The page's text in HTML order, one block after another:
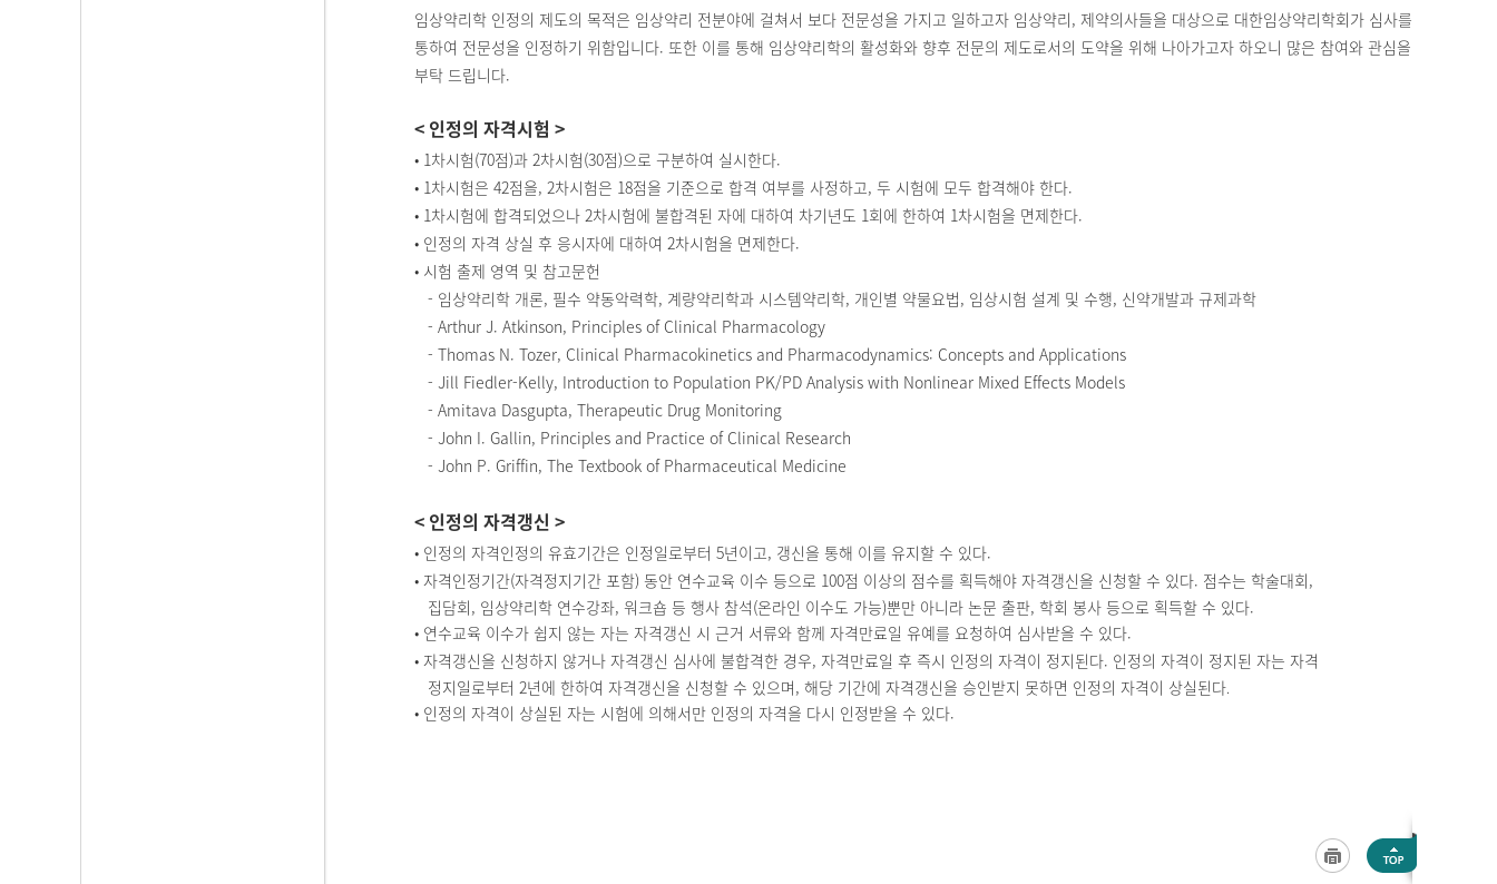
임상약리학 인정의 제도의 목적은 임상약리 전분야에 걸쳐서 보다 전문성을 가지고 일하고자 임상약리, 제약의사들을 대상으로 대한임상약리학회가 심사를
통하여 전문성을 인정하기 위함입니다. 또한 이를 통해 임상약리학의 활성화와 향후 전문의 제도로서의 도약을 위해 나아가고자 하오니 많은 참여와 관심을
부탁 드립니다.
< 인정의 자격시험 >
• 1차시험(70점)과 2차시험(30점)으로 구분하여 실시한다.
• 1차시험은 42점을, 2차시험은 18점을 기준으로 합격 여부를 사정하고, 두 시험에 모두 합격해야 한다.
• 1차시험에 합격되었으나 2차시험에 불합격된 자에 대하여 차기년도 1회에 한하여 1차시험을 면제한다.
• 인정의 자격 상실 후 응시자에 대하여 2차시험을 면제한다.
• 시험 출제 영역 및 참고문헌
- 임상약리학 개론, 필수 약동악력학, 계량약리학과 시스템약리학, 개인별 약물요법, 임상시험 설계 및 수행, 신약개발과 규제과학
- Arthur J. Atkinson, Principles of Clinical Pharmacology
- Thomas N. Tozer, Clinical Pharmacokinetics and Pharmacodynamics: Concepts and Applications
- Jill Fiedler-Kelly, Introduction to Population PK/PD Analysis with Nonlinear Mixed Effects Models
- Amitava Dasgupta, Therapeutic Drug Monitoring
- John I. Gallin, Principles and Practice of Clinical Research
- John P. Griffin, The Textbook of Pharmaceutical Medicine
< 인정의 자격갱신 >
• 인정의 자격인정의 유효기간은 인정일로부터 5년이고, 갱신을 통해 이를 유지할 수 있다.
• 자격인정기간(자격정지기간 포함) 동안 연수교육 이수 등으로 100점 이상의 점수를 획득해야 자격갱신을 신청할 수 있다. 점수는 학술대회,
집담회, 임상약리학 연수강좌, 워크숍 등 행사 참석(온라인 이수도 가능)뿐만 아니라 논문 출판, 학회 봉사 등으로 획득할 수 있다.
• 연수교육 이수가 쉽지 않는 자는 자격갱신 시 근거 서류와 함께 자격만료일 유예를 요청하여 심사받을 수 있다.
• 자격갱신을 신청하지 않거나 자격갱신 심사에 불합격한 경우, 자격만료일 후 즉시 인정의 자격이 정지된다. 인정의 자격이 정지된 자는 자격
정지일로부터 2년에 한하여 자격갱신을 신청할 수 있으며, 해당 기간에 자격갱신을 승인받지 못하면 인정의 자격이 상실된다.
• 인정의 자격이 상실된 자는 시험에 의해서만 인정의 자격을 다시 인정받을 수 있다.